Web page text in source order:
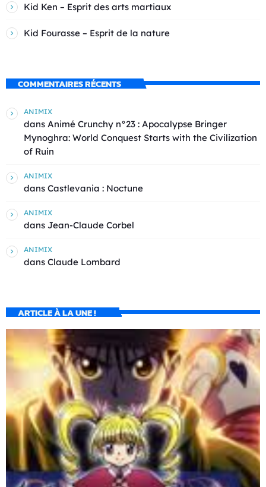
Kid Ken – Esprit des arts martiaux
Kid Fourasse – Esprit de la nature
COMMENTAIRES RÉCENTS
ANIMIX
dans Animé Crunchy n°23 : Apocalypse Bringer
Mynoghra: World Conquest Starts with the Civilization
of Ruin
ANIMIX
dans Castlevania : Noctune
ANIMIX
dans Jean-Claude Corbel
ANIMIX
dans Claude Lombard
ARTICLE À LA UNE !